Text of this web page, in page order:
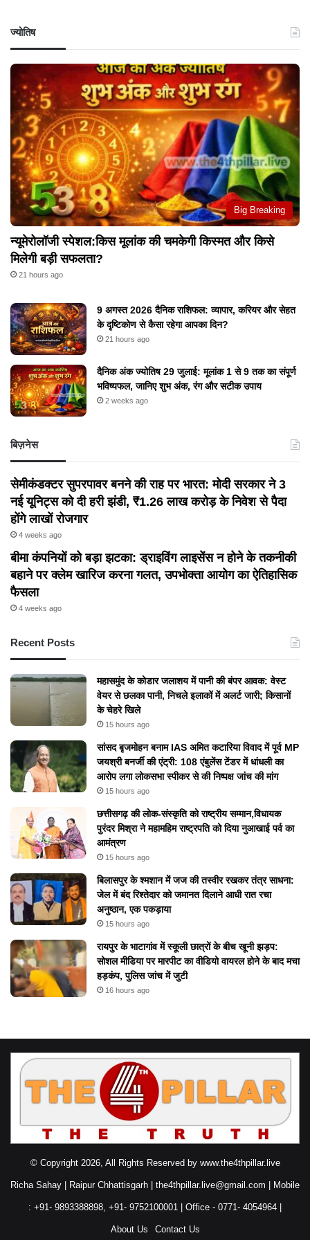
ज्योतिष
Big Breaking
न्यूमेरोलॉजी स्पेशल:किस मूलांक की चमकेगी किस्मत और किसे
मिलेगी बड़ी सफलता?
21 hours ago
9 अगस्त 2026 दैनिक राशिफल: व्यापार, करियर और सेहत
के दृष्टिकोण से कैसा रहेगा आपका दिन?
21 hours ago
दैनिक अंक ज्योतिष 29 जुलाई: मूलांक 1 से 9 तक का संपूर्ण
भविष्यफल, जानिए शुभ अंक, रंग और सटीक उपाय
2 weeks ago
बिज़नेस
सेमीकंडक्टर सुपरपावर बनने की राह पर भारत: मोदी सरकार ने 3
नई यूनिट्स को दी हरी झंडी, ₹1.26 लाख करोड़ के निवेश से पैदा
होंगे लाखों रोजगार
4 weeks ago
बीमा कंपनियों को बड़ा झटका: ड्राइविंग लाइसेंस न होने के तकनीकी
बहाने पर क्लेम खारिज करना गलत, उपभोक्ता आयोग का ऐतिहासिक
फैसला
4 weeks ago
Recent Posts
महासमुंद के कोडार जलाशय में पानी की बंपर आवक: वेस्ट
वेयर से छलका पानी, निचले इलाकों में अलर्ट जारी; किसानों
के चेहरे खिले
15 hours ago
सांसद बृजमोहन बनाम IAS अमित कटारिया विवाद में पूर्व MP
जयश्री बनर्जी की एंट्री: 108 एंबुलेंस टेंडर में धांधली का
आरोप लगा लोकसभा स्पीकर से की निष्पक्ष जांच की मांग
15 hours ago
छत्तीसगढ़ की लोक-संस्कृति को राष्ट्रीय सम्मान,विधायक
पुरंदर मिश्रा ने महामहिम राष्ट्रपति को दिया नुआखाई पर्व का
आमंत्रण
15 hours ago
बिलासपुर के श्मशान में जज की तस्वीर रखकर तंत्र साधना:
जेल में बंद रिश्तेदार को जमानत दिलाने आधी रात रचा
अनुष्ठान, एक पकड़ाया
15 hours ago
रायपुर के भाटागांव में स्कूली छात्रों के बीच खूनी झड़प:
सोशल मीडिया पर मारपीट का वीडियो वायरल होने के बाद मचा
हड़कंप, पुलिस जांच में जुटी
16 hours ago
© Copyright 2026, All Rights Reserved by www.the4thpillar.live
Richa Sahay | Raipur Chhattisgarh | the4thpillar.live@gmail.com | Mobile
: +91- 9893388898, +91- 9752100001 | Office - 0771- 4054964 |
About Us Contact Us